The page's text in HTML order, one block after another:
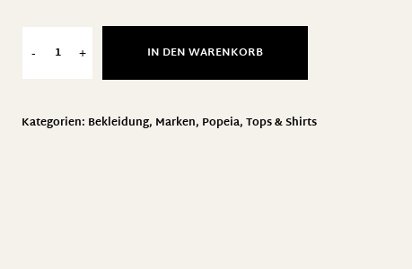
- + IN DEN WARENKORB
Kategorien: Bekleidung, Marken, Popeia,Tops & Shirts